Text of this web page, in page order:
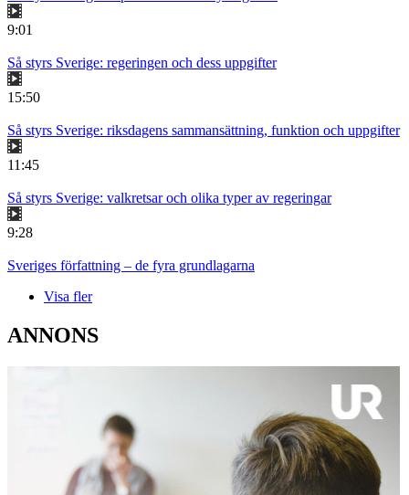
9:01
Så styrs Sverige: regeringen och dess uppgifter
15:50
Så styrs Sverige: riksdagens sammansättning, funktion och uppgifter
11:45
Så styrs Sverige: valkretsar och olika typer av regeringar
9:28
Sveriges författning – de fyra grundlagarna
Visa fler
ANNONS